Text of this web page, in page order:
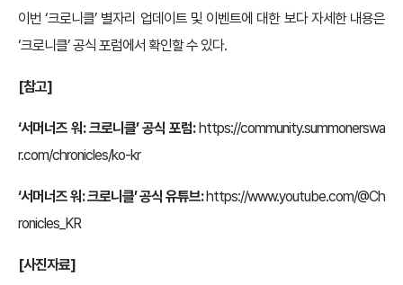
이번 ‘크로니클’ 별자리 업데이트 및 이벤트에 대한 보다 자세한 내용은
‘크로니클’ 공식 포럼에서 확인할 수 있다.
[참고]
‘서머너즈 워: 크로니클’ 공식 포럼:https://community.summonerswa
r.com/chronicles/ko-kr
‘서머너즈 워: 크로니클’ 공식 유튜브:https://www.youtube.com/@Ch
ronicles_KR
[사진자료]